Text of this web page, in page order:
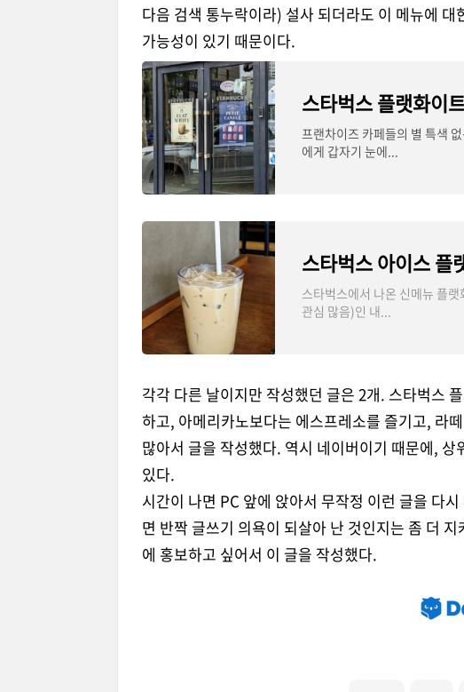
다음 검색 통누락이라) 설사 되더라도 이 메뉴에
가능성이 있기 때문이다.
프랜차이즈 카페들의 별 특색
에게 갑자기 눈에...
스타벅스에서 나온 신메뉴 플
관심 많음)인 내...
각각 다른 날이지만 작성했던 글은 2개. 스타벅스
하고, 아메리카노보다는 에스프레소를 즐기고, 라
많아서 글을 작성했다. 역시 네이버이기 때문에,
있다.
시간이 나면 PC 앞에 앉아서 무작정 이런 글을 다
면 반짝 글쓰기 의욕이 되살아 난 것인지는 좀 더
에 홍보하고 싶어서 이 글을 작성했다.